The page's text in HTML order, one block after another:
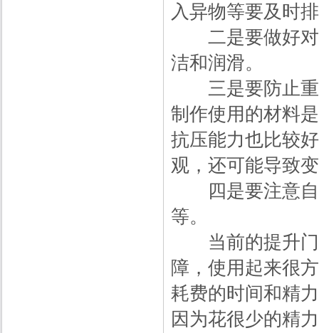
入异物等要及时
二是要做好对
洁和润滑。
三是要防止重
制作使用的材料
抗压能力也比较
观，还可能导致
四是要注意自
等。
当前的提升门
障，使用起来很
耗费的时间和精
因为花很少的精